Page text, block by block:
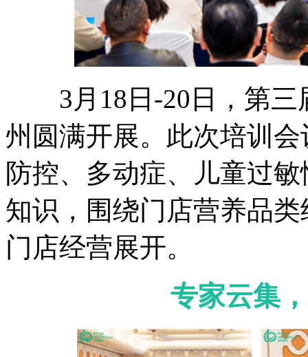
3月18日-20日，第三
州圆满开展。此次培训
防控、多动症、儿童过
知识，围绕门店营养品
门店经营展开。
专家云集